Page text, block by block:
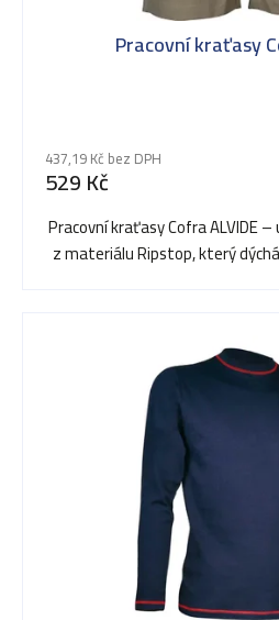
Pracovní kraťasy
437,19 Kč bez DPH
529 Kč
Pracovní kraťasy Cofra ALVIDE
z materiálu Ripstop, který